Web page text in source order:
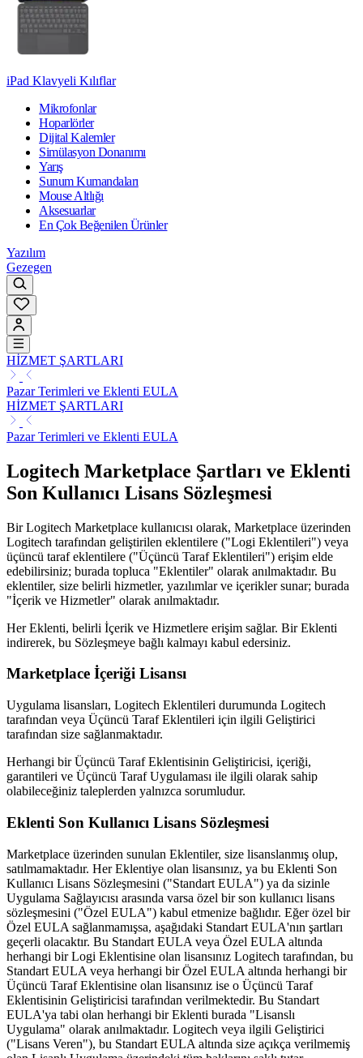
iPad Klavyeli Kılıflar
Mikrofonlar
Hoparlörler
Dijital Kalemler
Simülasyon Donanımı
Yarış
Sunum Kumandaları
Mouse Altlığı
Aksesuarlar
En Çok Beğenilen Ürünler
Yazılım
Gezegen
HİZMET ŞARTLARI
Pazar Terimleri ve Eklenti EULA
HİZMET ŞARTLARI
Pazar Terimleri ve Eklenti EULA
Logitech Marketplace Şartları ve Eklenti
Son Kullanıcı Lisans Sözleşmesi
Bir Logitech Marketplace kullanıcısı olarak, Marketplace üzerinden
Logitech tarafından geliştirilen eklentilere ("Logi Eklentileri") veya
üçüncü taraf eklentilere ("Üçüncü Taraf Eklentileri") erişim elde
edebilirsiniz; burada topluca "Eklentiler" olarak anılmaktadır. Bu
eklentiler, size belirli hizmetler, yazılımlar ve içerikler sunar; burada
"İçerik ve Hizmetler" olarak anılmaktadır.
Her Eklenti, belirli İçerik ve Hizmetlere erişim sağlar. Bir Eklenti
indirerek, bu Sözleşmeye bağlı kalmayı kabul edersiniz.
Marketplace İçeriği Lisansı
Uygulama lisansları, Logitech Eklentileri durumunda Logitech
tarafından veya Üçüncü Taraf Eklentileri için ilgili Geliştirici
tarafından size sağlanmaktadır.
Herhangi bir Üçüncü Taraf Eklentisinin Geliştiricisi, içeriği,
garantileri ve Üçüncü Taraf Uygulaması ile ilgili olarak sahip
olabileceğiniz taleplerden yalnızca sorumludur.
Eklenti Son Kullanıcı Lisans Sözleşmesi
Marketplace üzerinden sunulan Eklentiler, size lisanslanmış olup,
satılmamaktadır. Her Eklentiye olan lisansınız, ya bu Eklenti Son
Kullanıcı Lisans Sözleşmesini ("Standart EULA") ya da sizinle
Uygulama Sağlayıcısı arasında varsa özel bir son kullanıcı lisans
sözleşmesini ("Özel EULA") kabul etmenize bağlıdır. Eğer özel bir
Özel EULA sağlanmamışsa, aşağıdaki Standart EULA'nın şartları
geçerli olacaktır. Bu Standart EULA veya Özel EULA altında
herhangi bir Logi Eklentisine olan lisansınız Logitech tarafından, bu
Standart EULA veya herhangi bir Özel EULA altında herhangi bir
Üçüncü Taraf Eklentisine olan lisansınız ise o Üçüncü Taraf
Eklentisinin Geliştiricisi tarafından verilmektedir. Bu Standart
EULA'ya tabi olan herhangi bir Eklenti burada "Lisanslı
Uygulama" olarak anılmaktadır. Logitech veya ilgili Geliştirici
("Lisans Veren"), bu Standart EULA altında size açıkça verilmemiş